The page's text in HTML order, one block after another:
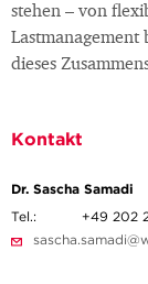
stehen – von
Lastmanagement
dieses
Kontakt
Dr. Sascha Samadi
Tel.:
+49 202